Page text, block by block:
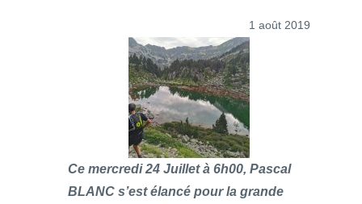
1 août 2019
Ce mercredi 24 Juillet à 6h00, Pascal
BLANC s’est élancé pour la grande